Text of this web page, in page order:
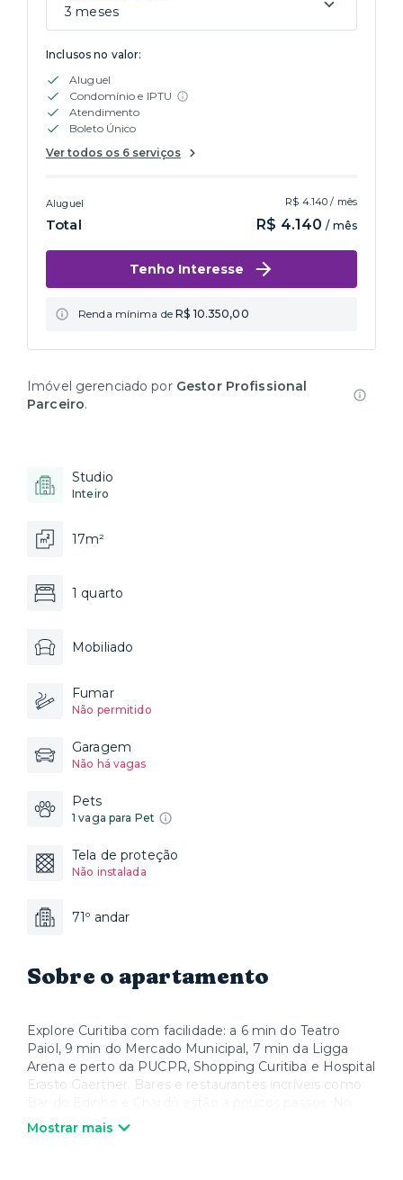
3 meses
Inclusos no valor:
Aluguel
Condomínio e IPTU
Atendimento
Boleto Único
Ver todos os 6 serviços
Aluguel R$ 4.140 / mês
Total R$ 4.140/ mês
Tenho Interesse
Renda mínima deR$ 10.350,00
Imóvel gerenciado por Gestor Profissional
Parceiro.
Studio
Inteiro
17m²
1 quarto
Mobiliado
Fumar
Não permitido
Garagem
Não há vagas
Pets
1 vaga para Pet
Tela de proteção
Não instalada
71º andar
Sobre o apartamento
Explore Curitiba com facilidade: a 6 min do Teatro
Paiol, 9 min do Mercado Municipal, 7 min da Ligga
Arena e perto da PUCPR, Shopping Curitiba e Hospital
Erasto Gaertner. Bares e restaurantes incríveis como
condomínio, aproveite academia, coworking e salas de
Mostrar mais